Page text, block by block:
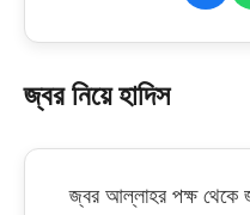
জ্বর নিয়ে হাদিস
জ্বর আল্লাহর পক্ষ থেকে